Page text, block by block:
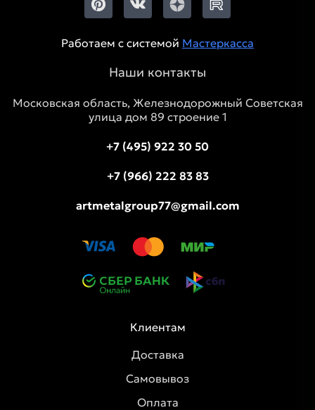
Работаем с системой Мастеркасса
Наши контакты
Московская область, Железнодорожный Советская
улица дом 89 строение 1
+7 (495) 922 30 50
+7 (966) 222 83 83
artmetalgroup77@gmail.com
Клиентам
Доставка
Самовывоз
Оплата